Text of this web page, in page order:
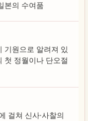
본의 수여품
기원으로 알려져 있
첫 정월이나 단오절
걸쳐 신사·사찰의